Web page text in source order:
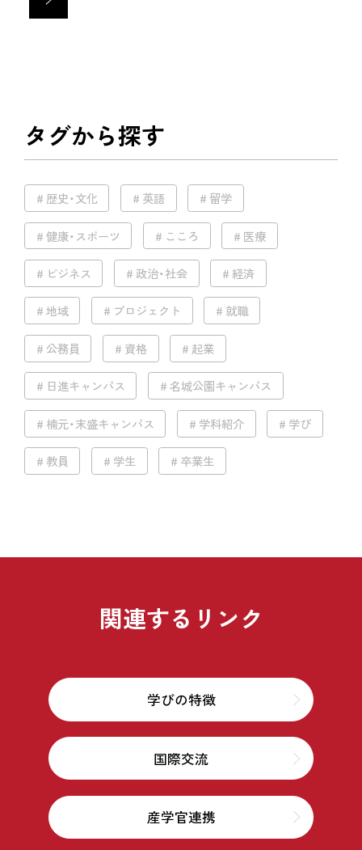
タグから探す
歴史・文化 英語 留学
健康・スポーツ こころ 医療
ビジネス 政治・社会 経済
地域 プロジェクト 就職
公務員 資格 起業
日進キャンパス 名城公園キャンパス
楠元・末盛キャンパス 学科紹介 学び
教員 学生 卒業生
関連するリンク
学びの特徴
国際交流
産学官連携